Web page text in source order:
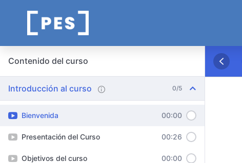
Contenido del curso
Introducción al curso 0/5
Bienvenida 00:00
Presentación del Curso 00:26
Objetivos del curso 00:00